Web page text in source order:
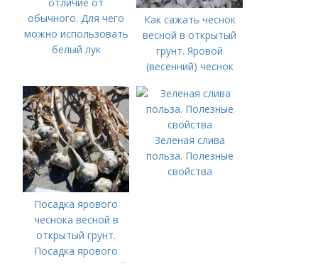
обычного. Для чего
можно использовать
белый лук
Как сажать чеснок
весной в открытый
грунт. Яровой
(весенний) чеснок
Посадка ярового
чеснока весной в
открытый грунт.
Посадка ярового
чеснока в открытый
Зеленая слива
польза. Полезные
свойства